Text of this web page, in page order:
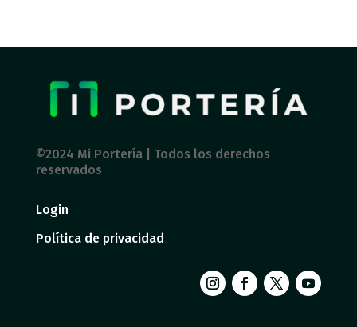
©2024 Mi Portería | Todos los derechos
reservados
Login
Política de privacidad